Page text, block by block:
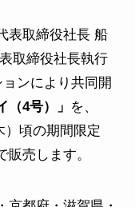
表取締役社長 船
取締役社長執行
ンにより共同開
（4号）」 を、
）頃の期間限定
売します。